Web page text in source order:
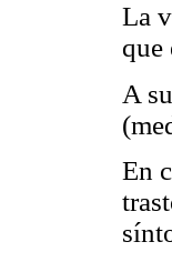
La
que
A
En